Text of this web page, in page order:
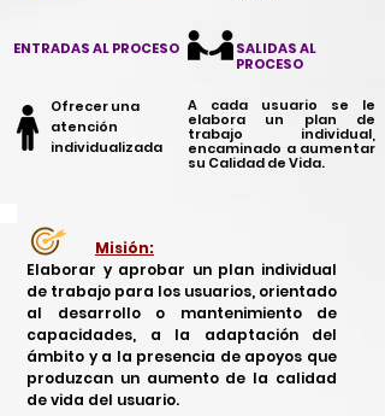
ENTRADAS AL PROCESO
SALIDAS AL
PROCESO
Ofrecer una
atención
individualizada
A cada usuario se le
elabora un plan de
trabajo individual,
encaminado a aumentar
su Calidad de Vida.
Misión:
Elaborar y aprobar un plan individual
de trabajo para los usuarios, orientado
al desarrollo o mantenimiento de
capacidades, a la adaptación del
ámbito y a la presencia de apoyos que
produzcan un aumento de la calidad
devida del usuario.